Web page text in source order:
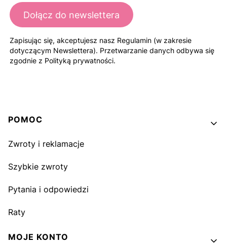
Dołącz do newslettera
Zapisując się, akceptujesz nasz Regulamin (w zakresie
dotyczącym Newslettera). Przetwarzanie danych odbywa się
zgodnie z Polityką prywatności.
Linki w stopce
POMOC
Zwroty i reklamacje
Szybkie zwroty
Pytania i odpowiedzi
Raty
MOJE KONTO